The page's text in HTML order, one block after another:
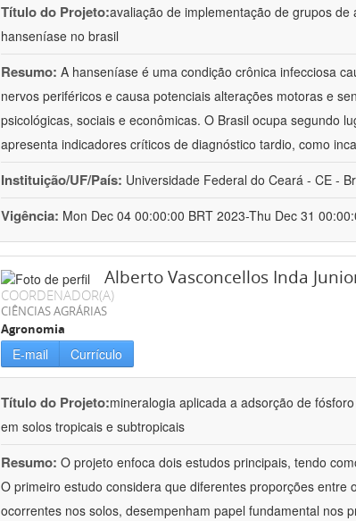
Título do Projeto:avaliação de implementação de grupos
hanseníase no brasil
Resumo: A hanseníase é uma condição crônica infecciosa
nervos periféricos e causa potenciais alterações motoras e
psicológicas, sociais e econômicas. O Brasil ocupa segundo
apresenta indicadores críticos de diagnóstico tardio, como
Instituição/UF/País: Universidade Federal do Ceará - CE -
Vigência: Mon Dec 04 00:00:00 BRT 2023-Thu Dec 31
Alberto Vasconcellos Inda
COORDENADOR(A)
CIÊNCIAS AGRÁRIAS
Agronomia
E-mail Currículo
Título do Projeto:mineralogia aplicada a adsorção de
em solos tropicais e subtropicais
Resumo: O projeto enfoca dois estudos principais, tendo
O primeiro estudo considera que diferentes proporções
ocorrentes nos solos, desempenham papel fundamental nos